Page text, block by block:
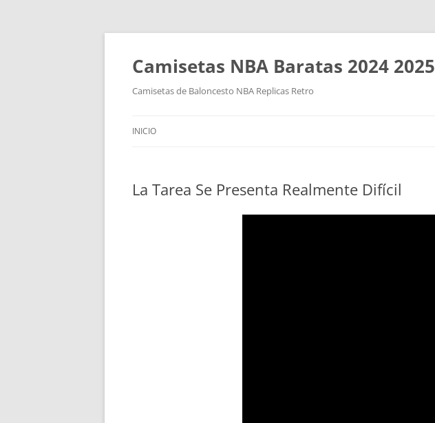
Camisetas NBA Baratas 2024 2025
Camisetas de Baloncesto NBA Replicas Retro
INICIO
La Tarea Se Presenta Realmente Difícil